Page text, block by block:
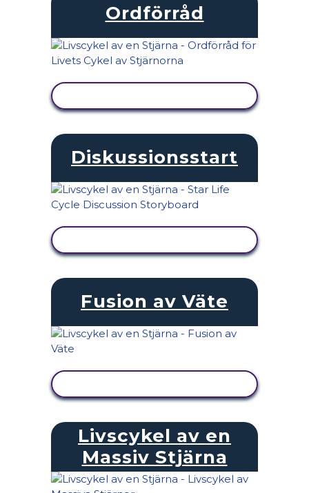
Ordförråd
Diskussionsstart
Fusion av Väte
Livscykel av en
Massiv Stjärna